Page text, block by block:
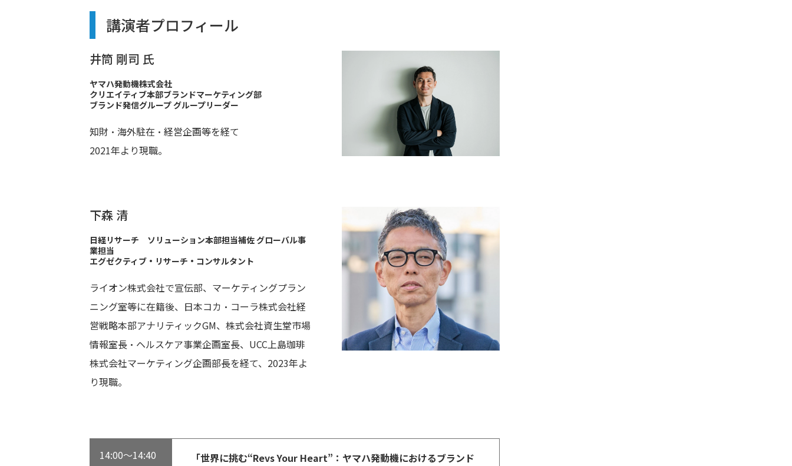
講演者プロフィール
井筒 剛司 氏
ヤマハ発動機株式会社
クリエイティブ本部ブランドマーケティング部
ブランド発信グループ グループリーダー
知財・海外駐在・経営企画等を経て
2021年より現職。
下森 清
日経リサーチ ソリューション本部担当補佐 グローバル事
業担当
エグゼクティブ・リサーチ・コンサルタント
ライオン株式会社で宣伝部、マーケティングプラン
ニング室等に在籍後、日本コカ・コーラ株式会社経
営戦略本部アナリティックGM、株式会社資生堂市場
情報室長・ヘルスケア事業企画室長、 UCC上島珈琲
株式会社マーケティング企画部長を経て、 2023年よ
り現職。
14:00～14:40
「世界に挑む“Revs Your Heart”：ヤマハ発動機におけるブランド